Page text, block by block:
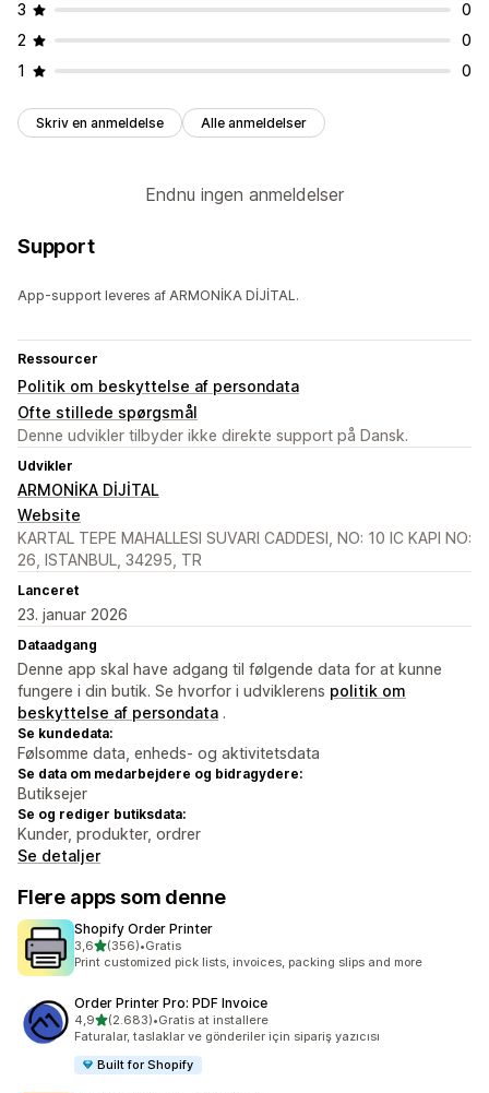
3
0
2
0
1
0
Skriv en anmeldelse Alle anmeldelser
Endnu ingen anmeldelser
Support
App-support leveres af ARMONİKA DİJİTAL.
Ressourcer
Politik om beskyttelse af persondata
Ofte stillede spørgsmål
Denne udvikler tilbyder ikke direkte support på Dansk.
Udvikler
ARMONİKA DİJİTAL
Website
KARTAL TEPE MAHALLESI SUVARI CADDESI, NO: 10 IC KAPI NO:
26, ISTANBUL, 34295, TR
Lanceret
23. januar 2026
Dataadgang
Denne app skal have adgang til følgende data for at kunne
fungere i din butik. Se hvorfor i udviklerens politik om
beskyttelse af persondata .
Se kundedata:
Følsomme data, enheds- og aktivitetsdata
Se data om medarbejdere og bidragydere:
Butiksejer
Se og rediger butiksdata:
Kunder, produkter, ordrer
Se detaljer
Flere apps som denne
Shopify Order Printer
3,6ud af 5 stjerner
(356)
356 anmeldelser i alt
•Gratis
Print customized pick lists, invoices, packing slips and more
Order Printer Pro: PDF Invoice
4,9ud af 5 stjerner
(2.683)
2683 anmeldelser i alt
•Gratis at installere
Faturalar, taslaklar ve gönderiler için sipariş yazıcısı
Built for Shopify